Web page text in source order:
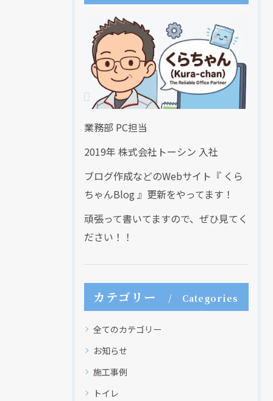
業務部 PC担当
2019年 株式会社トーシン 入社
ブログ作成などのWebサイト『 くら
ちゃんBlog 』更新をやってます！
頑張って書いてますので、ぜひ見てく
ださい！！
カテゴリー Categories
全てのカテゴリー
お知らせ
施工事例
トイレ